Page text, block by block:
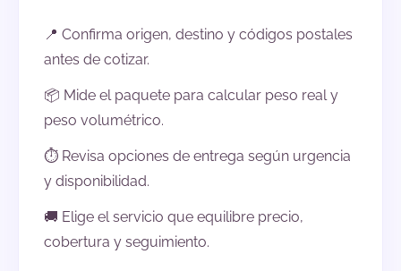
📍 Confirma origen, destino y códigos postales
antes de cotizar.
📦 Mide el paquete para calcular peso real y
peso volumétrico.
⏱️ Revisa opciones de entrega según urgencia
y disponibilidad.
🚚 Elige el servicio que equilibre precio,
cobertura y seguimiento.